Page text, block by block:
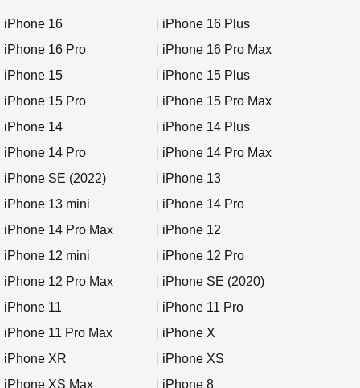
iPhone 16
iPhone 16 Plus
iPhone 16 Pro
iPhone 16 Pro Max
iPhone 15
iPhone 15 Plus
iPhone 15 Pro
iPhone 15 Pro Max
iPhone 14
iPhone 14 Plus
iPhone 14 Pro
iPhone 14 Pro Max
iPhone SE (2022)
iPhone 13
iPhone 13 mini
iPhone 14 Pro
iPhone 14 Pro Max
iPhone 12
iPhone 12 mini
iPhone 12 Pro
iPhone 12 Pro Max
iPhone SE (2020)
iPhone 11
iPhone 11 Pro
iPhone 11 Pro Max
iPhone X
iPhone XR
iPhone XS
iPhone XS Max
iPhone 8